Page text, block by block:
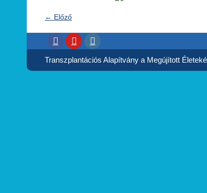
← Előző
Transzplantációs Alapítvány a Megújított